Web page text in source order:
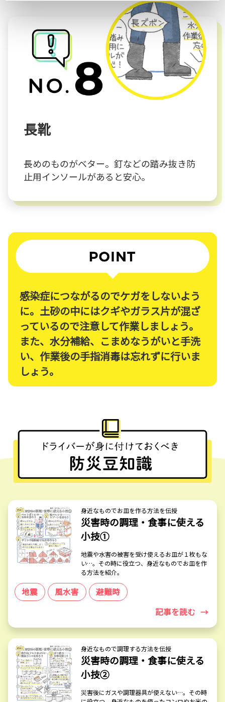
長靴
長めのものがベター。釘などの踏み抜き防
止用インソールがあると安心。
感染症につながるのでケガをしないよう
に。土砂の中にはクギやガラス片が混ざ
っているので注意して作業しましょう。
また、水分補給、こまめなうがいと手洗
い、作業後の手指消毒は忘れずに行いま
しょう。
身近なものでお皿を作る方法を伝授
災害時の調理・食事に使える
小技①
地震や水害の被害を受け使えるお皿が１枚もな
い…。その時に役立つ、身近なものでお皿を作
る方法を紹介。
地震 風水害
避難時
記事を読む →
身近なもので調理する方法を伝授
災害時の調理・食事に使える
小技②
災害後にガスや調理器具が使えない…。その時